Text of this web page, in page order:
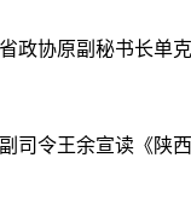
政协原副秘书长单
司令王余宣读《陕